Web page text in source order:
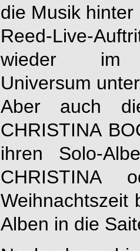
die Musik hinter
Reed-Live-
wieder im
Universum
Aber auch
CHRISTINA
ihren Solo-
Weihnachtszeit
Alben in die